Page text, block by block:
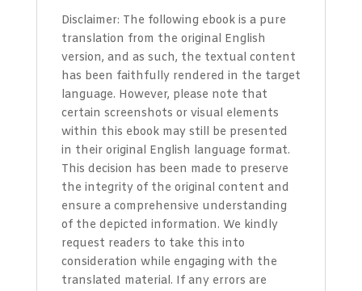
Disclaimer: The following ebook is a pure
translation from the original English
version, and as such, the textual content
has been faithfully rendered in the target
language. However, please note that
certain screenshots or visual elements
within this ebook may still be presented
in their original English language format.
This decision has been made to preserve
the integrity of the original content and
ensure a comprehensive understanding
of the depicted information. We kindly
request readers to take this into
consideration while engaging with the
translated material. If any errors are